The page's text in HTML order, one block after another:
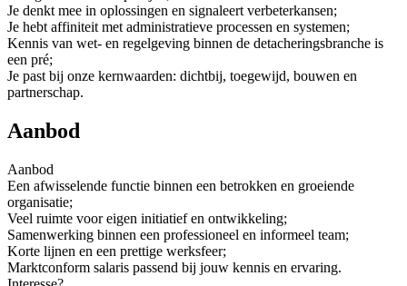
Je denkt mee in oplossingen en signaleert verbeterkansen;
Je hebt affiniteit met administratieve processen en systemen;
Kennis van wet- en regelgeving binnen de detacheringsbranche is
een pré;
Je past bij onze kernwaarden: dichtbij, toegewijd, bouwen en
partnerschap.
Aanbod
Aanbod
Een afwisselende functie binnen een betrokken en groeiende
organisatie;
Veel ruimte voor eigen initiatief en ontwikkeling;
Samenwerking binnen een professioneel en informeel team;
Korte lijnen en een prettige werksfeer;
Marktconform salaris passend bij jouw kennis en ervaring.